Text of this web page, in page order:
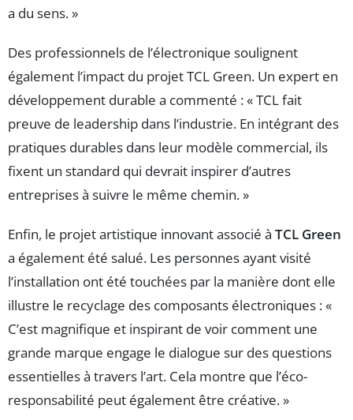
a du sens. »
Des professionnels de l’électronique soulignent
également l’impact du projet TCL Green. Un expert en
développement durable a commenté : « TCL fait
preuve de leadership dans l’industrie. En intégrant des
pratiques durables dans leur modèle commercial, ils
fixent un standard qui devrait inspirer d’autres
entreprises à suivre le même chemin. »
Enfin, le projet artistique innovant associé à TCL Green
a également été salué. Les personnes ayant visité
l’installation ont été touchées par la manière dont elle
illustre le recyclage des composants électroniques : «
C’est magnifique et inspirant de voir comment une
grande marque engage le dialogue sur des questions
essentielles à travers l’art. Cela montre que l’éco-
responsabilité peut également être créative. »